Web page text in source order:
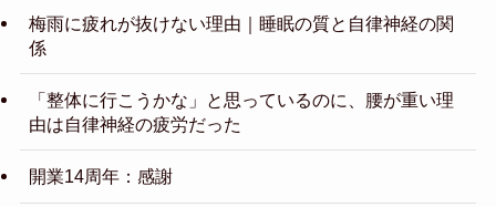
梅雨に疲れが抜けない理由｜睡眠の質と自律神経の関
係
「整体に行こうかな」と思っているのに、腰が重い理
由は自律神経の疲労だった
開業14周年：感謝